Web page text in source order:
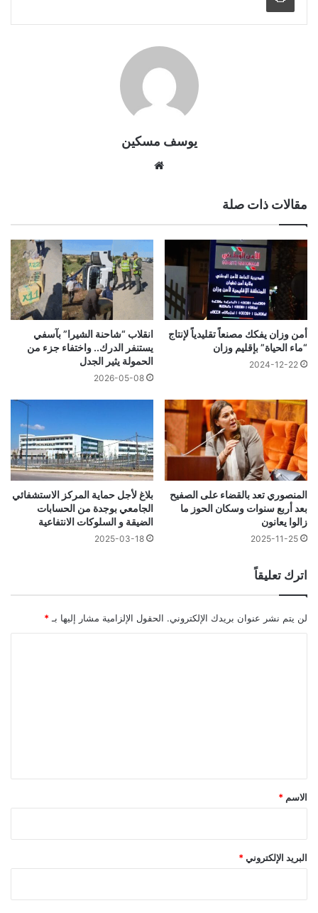
يوسف مسكين
مقالات ذات صلة
أمن وزان يفكك مصنعاً تقليدياً لإنتاج
“ماء الحياة” بإقليم وزان
2024-12-22
انقلاب “شاحنة الشيرا” بآسفي
يستنفر الدرك.. واختفاء جزء من
الحمولة يثير الجدل
2026-05-08
المنصوري تعد بالقضاء على الصفيح
بعد أربع سنوات وسكان الحوز ما
زالوا يعانون
2025-11-25
بلاغ لأجل حماية المركز الاستشفائي
الجامعي بوجدة من الحسابات
الضيقة و السلوكات الانتفاعية
2025-03-18
اترك تعليقاً
لن يتم نشر عنوان بريدك الإلكتروني. الحقول الإلزامية مشار إليها بـ *
*
الاسم *
البريد الإلكتروني *